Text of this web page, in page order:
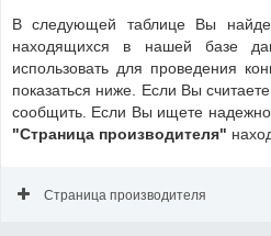
В следующей таблице Вы
находящихся в нашей базе
использовать для проведения
показаться ниже. Если Вы
сообщить. Если Вы ищете
"Страница производителя"
Страница производителя